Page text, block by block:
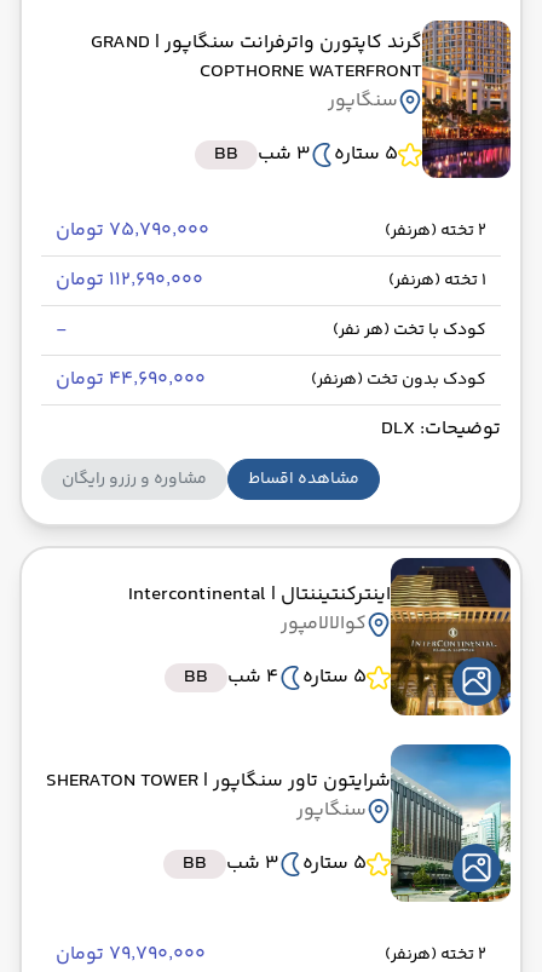
گرند کاپتورن واترفرانت سنگاپور | GRAND
COPTHORNE WATERFRONT
سنگاپور
5 ستاره
3 شب BB
2 تخته (هرنفر) ۷۵٬۷۹۰٬۰۰۰ تومان
1 تخته (هرنفر) ۱۱۲٬۶۹۰٬۰۰۰ تومان
کودک با تخت (هر نفر) -
کودک بدون تخت (هرنفر)
۴۴٬۶۹۰٬۰۰۰ تومان
توضیحات: DLX
مشاهده اقساط مشاوره و رزرو رایگان
اینترکنتیننتال | Intercontinental
کوالالامپور
5 ستاره
4 شب BB
شرایتون تاور سنگاپور| SHERATON TOWER
سنگاپور
5 ستاره
3 شب BB
2 تخته (هرنفر) ۷۹٬۷۹۰٬۰۰۰ تومان